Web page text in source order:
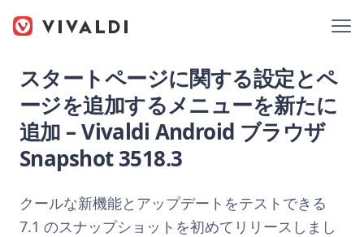
スタートページに関する設定とペ
ージを追加するメニューを新たに
追加 – Vivaldi Android ブラウザ
Snapshot 3518.3
クールな新機能とアップデートをテストできる
7.1 のスナップショットを初めてリリースしまし